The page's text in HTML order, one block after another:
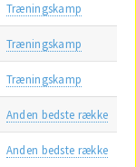
Træningskamp
Træningskamp
Træningskamp
Anden bedste række
Anden bedste række